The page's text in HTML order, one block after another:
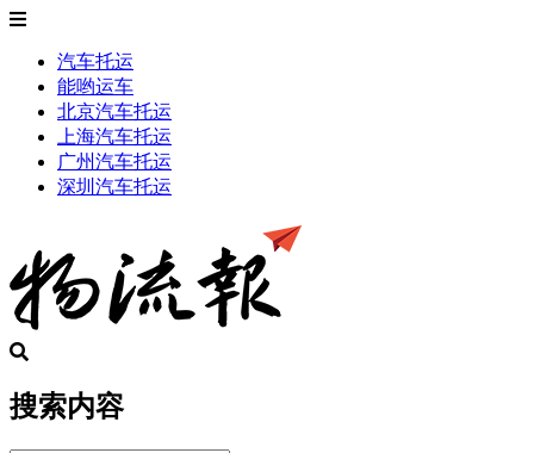
汽车托运
能哟运车
北京汽车托运
上海汽车托运
广州汽车托运
深圳汽车托运
搜索内容